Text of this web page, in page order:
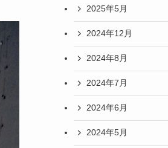
2025年5月
2024年12月
2024年8月
2024年7月
2024年6月
2024年5月